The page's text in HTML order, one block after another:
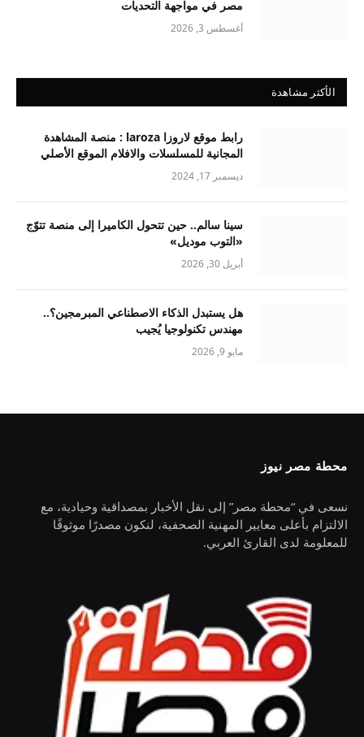
مصر في مواجهة التحديات
أغسطس 3, 2026
الأكثر مشاهدة
رابط موقع لاروزا laroza : منصة المشاهدة
المجانية للمسلسلات والافلام الموقع الأصلي
ديسمبر 17, 2024
سينا سالم.. حين تتحول الكاميرا إلى منصة تتوّج
«التوب موديل»
أبريل 30, 2026
هل يستبدل الذكاء الاصطناعي المبرمجين؟..
مهندس تكنولوجيا يُجيب
مايو 9, 2026
محطة مصر نيوز
نسعى في “محطة مصر” إلى نقل الأخبار بمصداقية وحيادية، مع
الالتزام بأعلى معايير المهنية الصحفية، لنكون مصدرًا موثوقًا
للمعلومة لدى القارئ العربي.